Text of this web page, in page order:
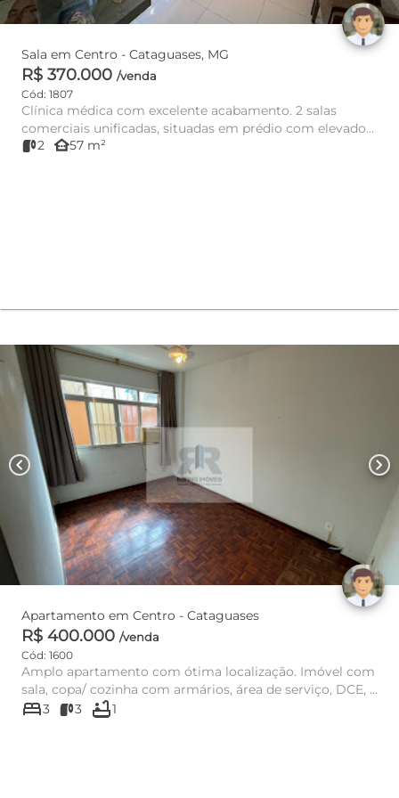
Sala em Centro - Cataguases, MG
R$ 370.000 /venda
Cód: 1807
Clínica médica com excelente acabamento. 2 salas
comerciais unificadas, situadas em prédio com elevador
no Centro. Imóve...
2 other_houses57 m²
chevron_left chevron_right
Apartamento em Centro - Cataguases
R$ 400.000 /venda
Cód: 1600
Amplo apartamento com ótima localização. Imóvel com
sala, copa/ cozinha com armários, área de serviço, DCE, 3
quartos se...
bed3 3 bathtub1